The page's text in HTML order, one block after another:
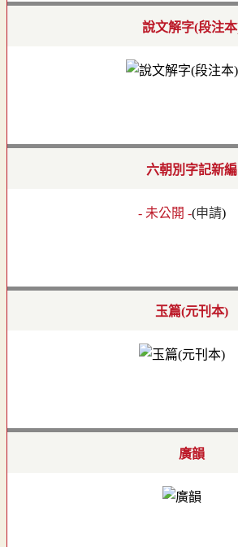
說文解字(段注
六朝別字記新編
- 未公開 -(申請)
玉篇(元刊本)
廣韻